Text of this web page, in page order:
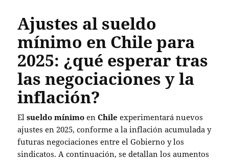
Ajustes al sueldo
mínimo en Chile para
2025: ¿qué esperar tras
las negociaciones y la
inflación?
Elsueldo mínimo enChile experimentará nuevos
ajustes en 2025, conforme a la inflación acumulada y
futuras negociaciones entre el Gobierno y los
sindicatos. A continuación, se detallan los aumentos